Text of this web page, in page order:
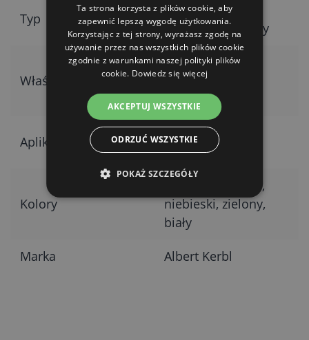
Typ
samoprzylepny
bandaż elastyczny
Właściwości
odporny na
rozdarcie, lekki,
porowaty
Aplikacja
bez konieczności
użycia klamerek
Kolory
czarny, czerwony,
niebieski, zielony,
biały
Marka Albert Kerbl
Ta strona korzysta z plików cookie, aby
zapewnić lepszą wygodę użytkowania.
Korzystając z tej strony, wyrażasz zgodę na
używanie przez nas wszystkich plików cookie
zgodnie z warunkami naszej polityki plików
cookie. Dowiedz się więcej
AKCEPTUJ WSZYSTKIE
ODRZUĆ WSZYSTKIE
POKAŻ SZCZEGÓŁY